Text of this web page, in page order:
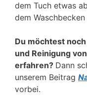
dem Tuch etwas
dem
Du möchtest
und Reinigung
erfahren? Dann
unserem Beitrag
vorbei.